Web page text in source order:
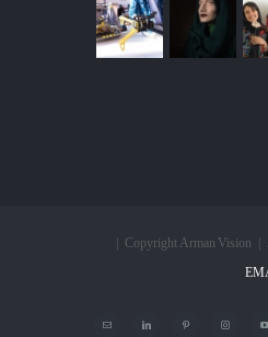
YouTube
Instagram
Pinterest
LinkedIn
پست